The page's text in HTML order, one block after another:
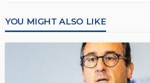
YOU MIGHT ALSO LIKE